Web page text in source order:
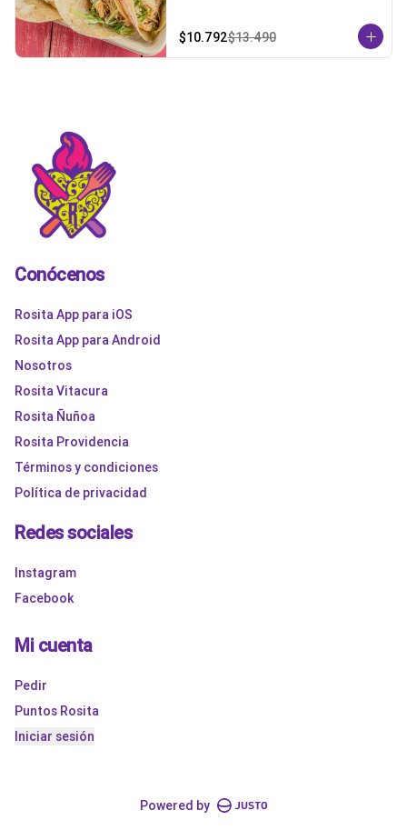
$10.792$13.490
Conócenos
Rosita App para iOS
Rosita App para Android
Nosotros
Rosita Vitacura
Rosita Ñuñoa
Rosita Providencia
Términos y condiciones
Política de privacidad
Redes sociales
Instagram
Facebook
Mi cuenta
Pedir
Puntos Rosita
Iniciar sesión
Powered by